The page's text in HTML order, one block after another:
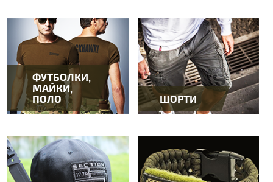
ФУТБОЛКИ,
МАЙКИ,
ПОЛО
ШОРТИ